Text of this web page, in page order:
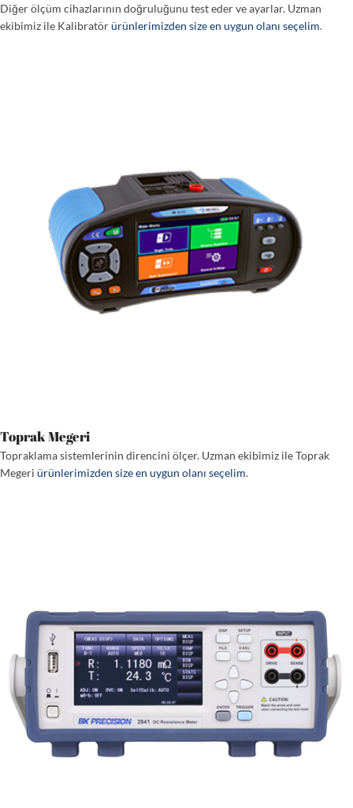
Diğer ölçüm cihazlarının doğruluğunu test eder ve ayarlar. Uzman
ekibimiz ile Kalibratörürünlerimizden size en uygun olanı seçelim.
Toprak Megeri
Topraklama sistemlerinin direncini ölçer. Uzman ekibimiz ile Toprak
Megeri ürünlerimizden size en uygun olanı seçelim.